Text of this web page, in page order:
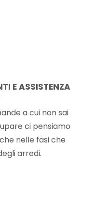
E ASSISTENZA
a cui non sai
ci pensiamo
nelle fasi che
arredi.